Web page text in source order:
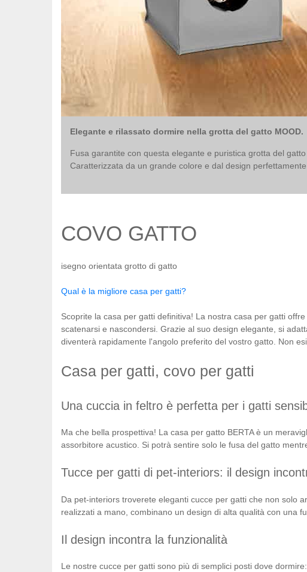
Elegante e rilassato dormire nella grotta del gatto MOOD.
Fusa garantite con questa elegante e puristica grotta del gatto
Caratterizzata da un grande colore e dal design perfettamente
COVO GATTO
isegno orientata grotto di gatto
Qual è la migliore casa per gatti?
Scoprite la casa per gatti definitiva! La nostra casa per gatti
scatenarsi e nascondersi. Grazie al suo design elegante, si
diventerà rapidamente l'angolo preferito del vostro gatto. Non
Casa per gatti, covo per gatti
Una cuccia in feltro è perfetta per i gatti
Ma che bella prospettiva! La casa per gatto BERTA è un
assorbitore acustico. Si potrà sentire solo le fusa del gatto
Tucce per gatti di pet-interiors: il design
Da pet-interiors troverete eleganti cucce per gatti che non solo
realizzati a mano, combinano un design di alta qualità con una
Il design incontra la funzionalità
Le nostre cucce per gatti sono più di semplici posti dove